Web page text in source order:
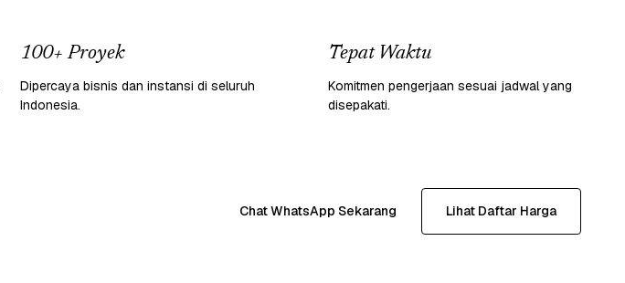
100+ Proyek
Dipercaya bisnis dan instansi di seluruh
Indonesia.
Tepat Waktu
Komitmen pengerjaan sesuai jadwal yang
disepakati.
Chat WhatsApp Sekarang Lihat Daftar Harga